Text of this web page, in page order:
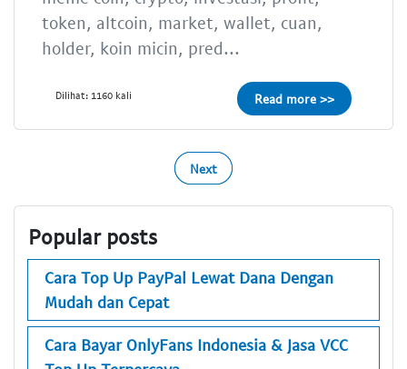
token, altcoin, market, wallet, cuan,
holder, koin micin, pred...
Dilihat: 1160 kali Read more >>
Next
Popular posts
Cara Top Up PayPal Lewat Dana Dengan
Mudah dan Cepat
Cara Bayar OnlyFans Indonesia & Jasa VCC